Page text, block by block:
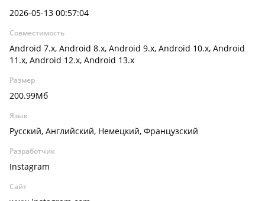
2026-05-13 00:57:04
Совместимость
Android 7.x, Android 8.x, Android 9.x, Android 10.x, Android
11.x, Android 12.x, Android 13.x
Размер
200.99Мб
Язык
Русский, Английский, Немецкий, Французский
Разработчик
Instagram
Сайт